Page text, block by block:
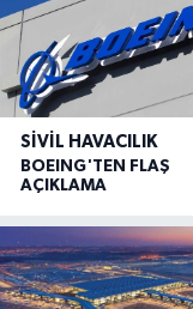
SIVIL HAVACILIK
BOEING'TEN FLAŞ
AÇIKLAMA